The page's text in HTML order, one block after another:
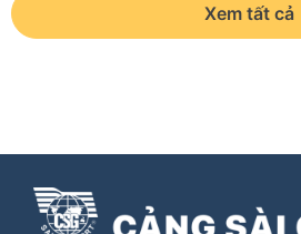
Xem tất cả